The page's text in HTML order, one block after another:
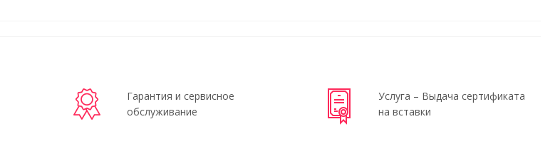
Гарантия и сервисное
обслуживание
Услуга – Выдача сертификата
на вставки